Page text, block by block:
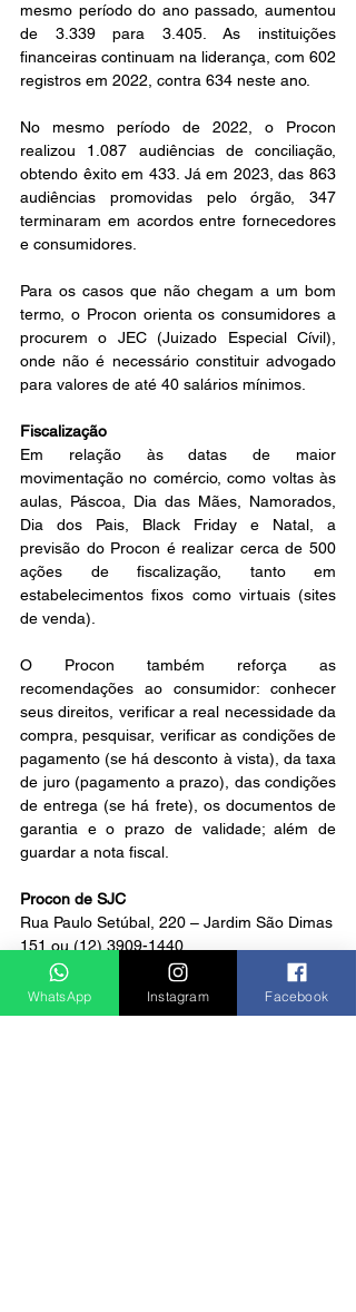
mesmo período do ano passado, aumentou
de 3.339 para 3.405. As instituições
financeiras continuam na liderança, com 602
registros em 2022, contra 634 neste ano.
No mesmo período de 2022, o Procon
realizou 1.087 audiências de conciliação,
obtendo êxito em 433. Já em 2023, das 863
audiências promovidas pelo órgão, 347
terminaram em acordos entre fornecedores
e consumidores.
Para os casos que não chegam a um bom
termo, o Procon orienta os consumidores a
procurem o JEC (Juizado Especial Cívil),
onde não é necessário constituir advogado
para valores de até 40 salários mínimos.
Fiscalização
Em relação às datas de maior
movimentação no comércio, como voltas às
aulas, Páscoa, Dia das Mães, Namorados,
Dia dos Pais, Black Friday e Natal, a
previsão do Procon é realizar cerca de 500
ações de fiscalização, tanto em
estabelecimentos fixos como virtuais (sites
de venda).
O Procon também reforça as
recomendações ao consumidor: conhecer
seus direitos, verificar a real necessidade da
compra, pesquisar, verificar as condições de
pagamento (se há desconto à vista), da taxa
de juro (pagamento a prazo), das condições
de entrega (se há frete), os documentos de
garantia e o prazo de validade; além de
guardar a nota fiscal.
Procon de SJC
Rua Paulo Setúbal, 220 – Jardim São Dimas
151 ou (12) 3909-1440
procon.sjc.sp.gov.br
Notícias
WhatsApp Instagram Facebook